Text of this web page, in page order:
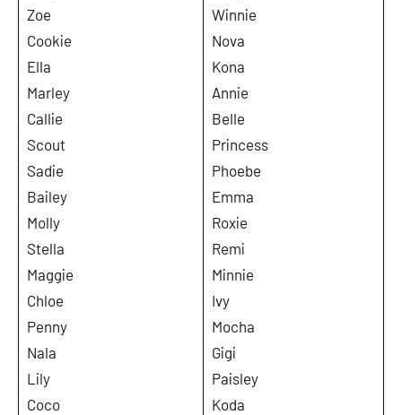
Zoe
Cookie
Ella
Marley
Callie
Scout
Sadie
Bailey
Molly
Stella
Maggie
Chloe
Penny
Nala
Lily
Coco
Winnie
Nova
Kona
Annie
Belle
Princess
Phoebe
Emma
Roxie
Remi
Minnie
Ivy
Mocha
Gigi
Paisley
Koda